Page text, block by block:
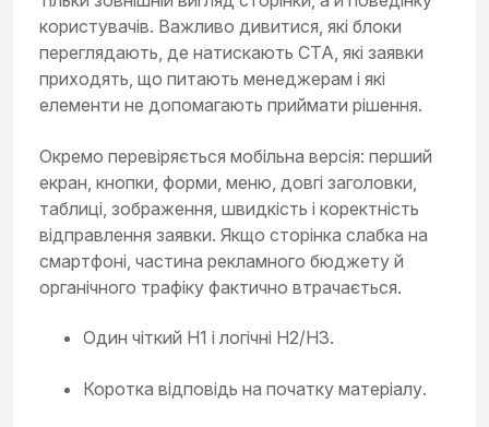
користувачів. Важливо дивитися, які блоки
переглядають, де натискають CTA, які заявки
приходять, що питають менеджерам і які
елементи не допомагають приймати рішення.
Окремо перевіряється мобільна версія: перший
екран, кнопки, форми, меню, довгі заголовки,
таблиці, зображення, швидкість і коректність
відправлення заявки. Якщо сторінка слабка на
смартфоні, частина рекламного бюджету й
органічного трафіку фактично втрачається.
Один чіткий H1 і логічні H2/H3.
Коротка відповідь на початку матеріалу.